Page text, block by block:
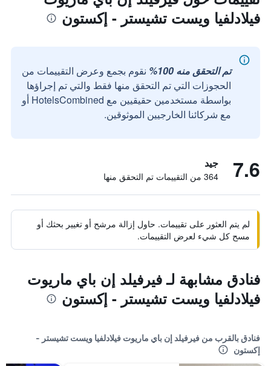
فيلادلفيا ويست تشيستر - إكستون
تم التحقق منه 100%
نقوم بجمع وعرض التقييمات من
الحجوزات التي تم التحقق منها فقط والتي تم إجراؤها
بواسطة مستخدمين حقيقيين مع HotelsCombined أو
مع شركائنا الخارجيين الموثوقين.
7.6 جيد
364 من التقييمات تم التحقق منها
لم يتم العثور على تقييمات. حاول إزالة مرشح أو تغيير بحثك أو
مسح كل شيء لعرض التقييمات.
فنادق مشابهة لـ فيرفيلد إن باي ماريوت
فيلادلفيا ويست تشيستر - إكستون
فنادق بالقرب من فيرفيلد إن باي ماريوت فيلادلفيا ويست تشيستر -
إكستون